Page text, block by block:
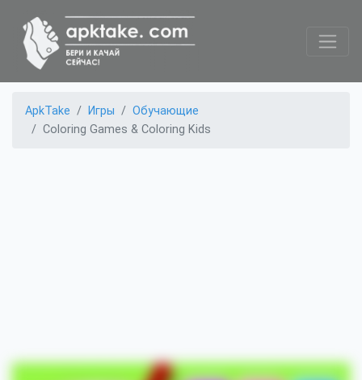
ApkTake Игры
Обучающие
Coloring Games & Coloring Kids